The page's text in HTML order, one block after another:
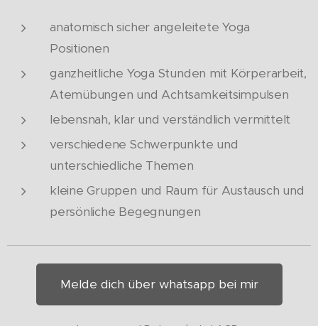
anatomisch sicher angeleitete Yoga
Positionen
ganzheitliche Yoga Stunden mit Körperarbeit,
Atemübungen und Achtsamkeitsimpulsen
lebensnah, klar und verständlich vermittelt
verschiedene Schwerpunkte und
unterschiedliche Themen
kleine Gruppen und Raum für Austausch und
persönliche Begegnungen
Melde dich über whatsapp bei mir